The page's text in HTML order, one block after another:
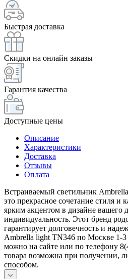
Быстрая доставка
Скидки на онлайн заказы
Гарантия качества
Доступные цены
Описание
Характеристики
Доставка
Отзывы
Оплата
Встраиваемый светильник
это прекрасное сочетание стиля и
ярким акцентом в дизайне вашего
индивидуальность. Этот бренд
гарантирует долговечность и
Ambrella light TN346 по Москве 1-3
можно на сайте или по телефону
товара возможна при получении,
способом.